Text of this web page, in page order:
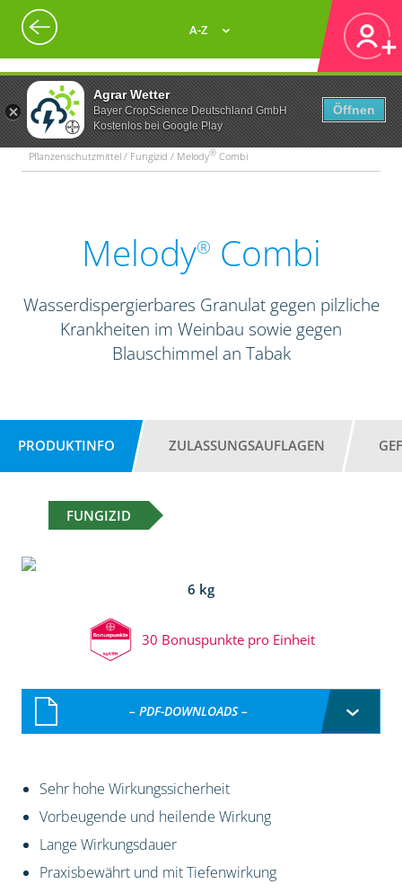
Agrar Wetter
Bayer CropScience Deutschland GmbH
Kostenlos bei Google Play
Öffnen
A-Z
Pflanzenschutzmittel / Fungizid / Melody® Combi
Melody® Combi
Wasserdispergierbares Granulat gegen pilzliche
Krankheiten im Weinbau sowie gegen
Blauschimmel an Tabak
PRODUKTINFO ZULASSUNGSAUFLAGEN
FUNGIZID
6 kg
30 Bonuspunkte pro Einheit
– PDF-DOWNLOADS –
Sehr hohe Wirkungssicherheit
Vorbeugende und heilende Wirkung
Lange Wirkungsdauer
Praxisbewährt und mit Tiefenwirkung